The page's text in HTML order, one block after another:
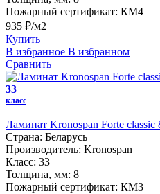
Пожарный сертификат: КМ4
935 ₽/м2
Купить
В избранное В избранном
Сравнить
33
класс
Ламинат Kronospan Forte
Страна: Беларусь
Производитель: Kronospan
Класс: 33
Толщина, мм: 8
Пожарный сертификат: КМ3